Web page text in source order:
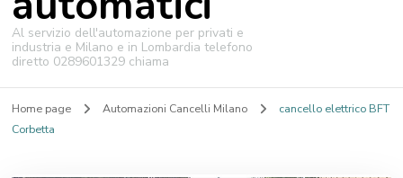
Al servizio dell'automazione per privati e
industria e Milano e in Lombardia telefono
diretto 0289601329 chiama
Home page Automazioni Cancelli Milano
cancello elettrico BFT
Corbetta